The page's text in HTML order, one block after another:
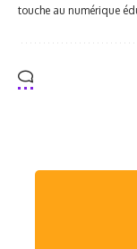
touche au numérique